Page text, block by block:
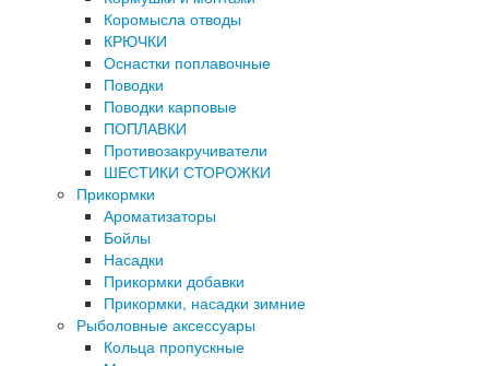
Коромысла отводы
КРЮЧКИ
Оснастки поплавочные
Поводки
Поводки карповые
ПОПЛАВКИ
Противозакручиватели
ШЕСТИКИ СТОРОЖКИ
Прикормки
Ароматизаторы
Бойлы
Насадки
Прикормки добавки
Прикормки, насадки зимние
Рыболовные аксессуары
Кольца пропускные